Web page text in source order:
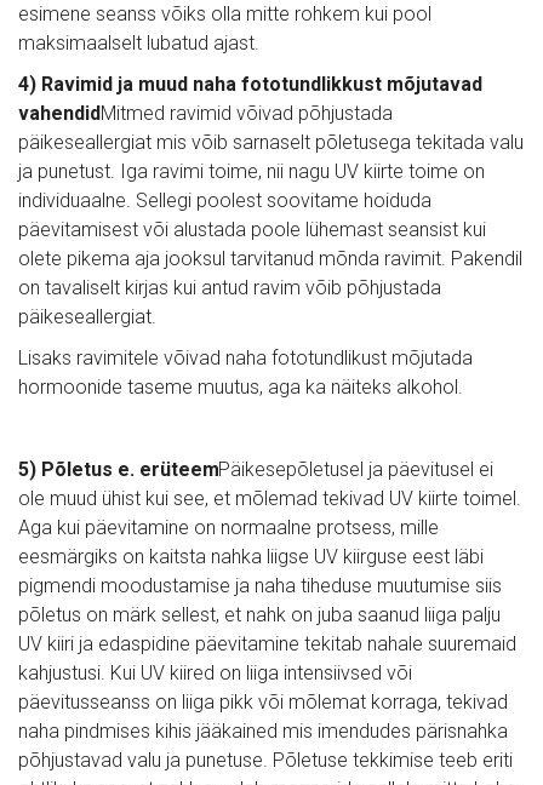
esimene seanss võiks olla mitte rohkem kui pool
maksimaalselt lubatud ajast.
4) Ravimid ja muud naha fototundlikkust mõjutavad
vahendid Mitmed ravimid võivad põhjustada
päikeseallergiat mis võib sarnaselt põletusega tekitada valu
ja punetust. Iga ravimi toime, nii nagu UV kiirte toime on
individuaalne. Sellegi poolest soovitame hoiduda
päevitamisest või alustada poole lühemast seansist kui
olete pikema aja jooksul tarvitanud mõnda ravimit. Pakendil
on tavaliselt kirjas kui antud ravim võib põhjustada
päikeseallergiat.
Lisaks ravimitele võivad naha fototundlikust mõjutada
hormoonide taseme muutus, aga ka näiteks alkohol.
5) Põletus e. erüteemPäikesepõletusel ja päevitusel ei
ole muud ühist kui see, et mõlemad tekivad UV kiirte toimel.
Aga kui päevitamine on normaalne protsess, mille
eesmärgiks on kaitsta nahka liigse UV kiirguse eest läbi
pigmendi moodustamise ja naha tiheduse muutumise siis
põletus on märk sellest, et nahk on juba saanud liiga palju
UV kiiri ja edaspidine päevitamine tekitab nahale suuremaid
kahjustusi. Kui UV kiired on liiga intensiivsed või
päevitusseanss on liiga pikk või mõlemat korraga, tekivad
naha pindmises kihis jääkained mis imendudes pärisnahka
põhjustavad valu ja punetuse. Põletuse tekkimise teeb eriti